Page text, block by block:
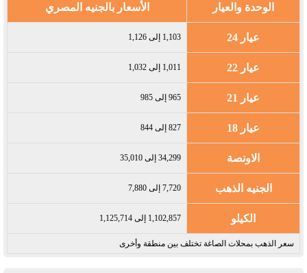
الوحدة والعيار الأسعار بالجنيه المصري
عيار 24 1,103 إلى 1,126
عيار 22 1,011 إلى 1,032
عيار 21 965 إلى 985
عيار 18 827 إلى 844
الاونصة 34,299 إلى 35,010
الجنيه الذهب 7,720 إلى 7,880
الكيلو 1,102,857 إلى 1,125,714
سعر الذهب بمحلات الصاغة تختلف بين منطقة وأخرى